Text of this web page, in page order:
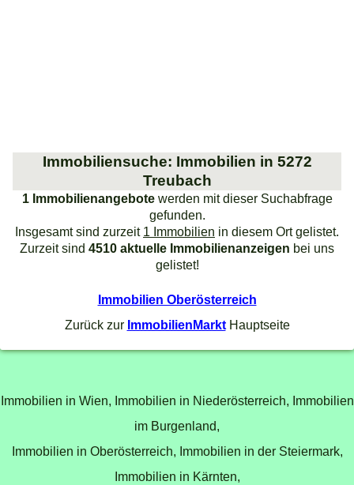
Immobiliensuche: Immobilien in 5272
Treubach
1 Immobilienangebotewerden mit dieser Suchabfrage
gefunden.
Insgesamt sind zurzeit 1 Immobilien in diesem Ort gelistet.
Zurzeit sind 4510 aktuelle Immobilienanzeigen bei uns
gelistet!
Immobilien Oberösterreich
Zurück zur ImmobilienMarktHauptseite
Immobilien in Wien, Immobilien in Niederösterreich, Immobilien
im Burgenland,
Immobilien in Oberösterreich, Immobilien in der Steiermark,
Immobilien in Kärnten,